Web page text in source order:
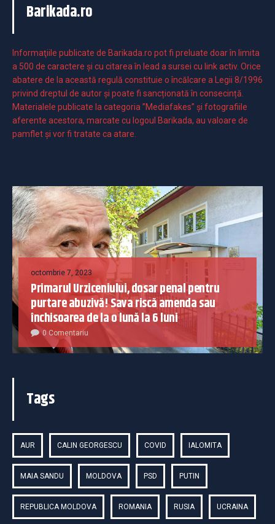
Barikada.ro
Informaţiile publicate de Barikada.ro pot fi preluate doar în limita
a 500 de caractere şi cu citarea în lead a sursei cu link activ. Orice
abatere de la această regulă constituie o încălcare a Legii 8/1996
privind dreptul de autor și poate fi sancționată în consecință.
Materialele publicate la categoria ”Mediafakes” și fotografiile
aferente acestora, marcate cu logoul Barikada, au valoare de
pamflet și vor fi tratate ca atare.
octombrie 7, 2023
Primarul Urziceniului, dosar penal pentru
purtare abuzivă! Sava riscă amenda sau
închisoarea de la o lună la 6 luni
0 Comentariu
Tags
AUR CALIN GEORGESCU COVID IALOMITA
MAIA SANDU MOLDOVA PSD PUTIN
REPUBLICA MOLDOVA ROMANIA RUSIA UCRAINA